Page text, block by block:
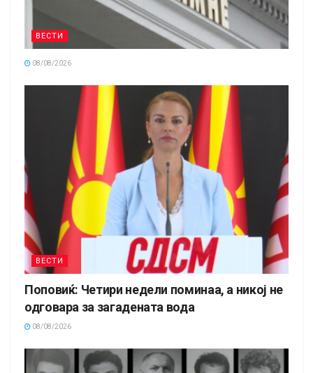
ВЕСТИ
08/08/2026
ВЕСТИ
Поповиќ: Четири недели поминаа, а никој не
одговара за загадената вода
08/08/2026